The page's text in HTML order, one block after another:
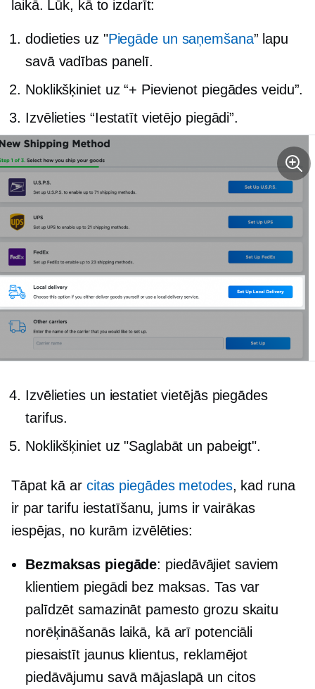
laikā. Lūk, kā to izdarīt:
dodieties uz "Piegāde un saņemšana” lapu
savā vadības panelī.
Noklikšķiniet uz “+ Pievienot piegādes veidu”.
Izvēlieties “Iestatīt vietējo piegādi”.
Izvēlieties un iestatiet vietējās piegādes
tarifus.
Noklikšķiniet uz "Saglabāt un pabeigt".
Tāpat kā ar citas piegādes metodes, kad runa
ir par tarifu iestatīšanu, jums ir vairākas
iespējas, no kurām izvēlēties:
Bezmaksas piegāde: piedāvājiet saviem
klientiem piegādi bez maksas. Tas var
palīdzēt samazināt pamesto grozu skaitu
norēķināšanās laikā, kā arī potenciāli
piesaistīt jaunus klientus, reklamējot
piedāvājumu savā mājaslapā un citos